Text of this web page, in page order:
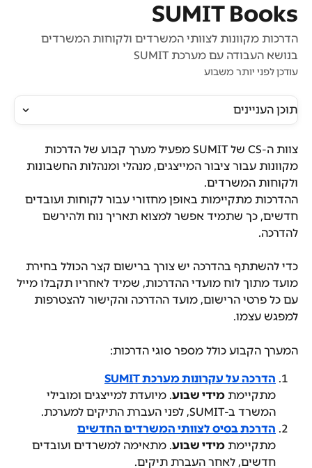
SUMIT Books
הדרכות מקוונות לצוותי המשרדים ולקוחות המשרדים
בנושא העבודה עם מערכת SUMIT
עודכן לפני יותר משבוע
תוכן העניינים
צוות ה-CS של SUMIT מפעיל מערך קבוע של הדרכות
מקוונות עבור ציבור המייצגים, מנהלי ומנהלות החשבונות
ולקוחות המשרדים.
ההדרכות מתקיימות באופן מחזורי עבור לקוחות ועובדים
חדשים, כך שתמיד אפשר למצוא תאריך נוח ולהירשם
להדרכה.
כדי להשתתף בהדרכה יש צורך ברישום קצר הכולל בחירת
מועד מתוך לוח מועדי ההדרכות, שמיד לאחריו תקבלו מייל
עם כל פרטי הרישום, מועד ההדרכה והקישור להצטרפות
למפגש עצמו.
המערך הקבוע כולל מספר סוגי הדרכות:
הדרכה על עקרונות מערכת SUMIT
מתקיימת מידי שבוע. מיועדת למייצגים ומובילי
המשרד ב-SUMIT, לפני העברת התיקים למערכת.
הדרכת בסיס לצוותי המשרדים החדשים
מתקיימת מידי שבוע. מתאימה למשרדים ועובדים
חדשים, לאחר העברת תיקים.